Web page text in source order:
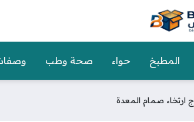
المطبخ حواء صحة وطب
ارتخاء صمام المعدة